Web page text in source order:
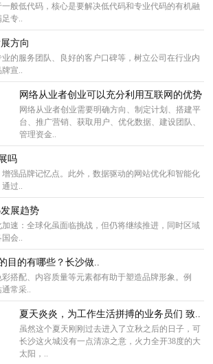
般低代码，核心是要解决低代码和专业代码的有机融
专..
方向
的服务团队、良好的客户口碑等，树立公司在行业内
宣..
网络从业者创业可以充分利用互联网的优势
网络从业者创业需要明确方向、制定计划、搭建平
台、推广营销、获取用户、优化数据、建设团队、
管理资金..
吗
强品牌记忆点。此外，数据驱动的网站优化和智能化
过..
展趋势
速：全球化虽面临挑战，但仍将继续推进，同时区域
会..
目的有哪些？长沙做..
搭配、内容质量等元素都有助于塑造品牌形象。例
常采..
夏天炎炎，为工作生活拼搏的业务员们 致..
虽然这个夏天刚刚过去进入了立秋之后的日子，可
长沙这火城没有一点清凉之意，火力全开38度的大
太阳，..